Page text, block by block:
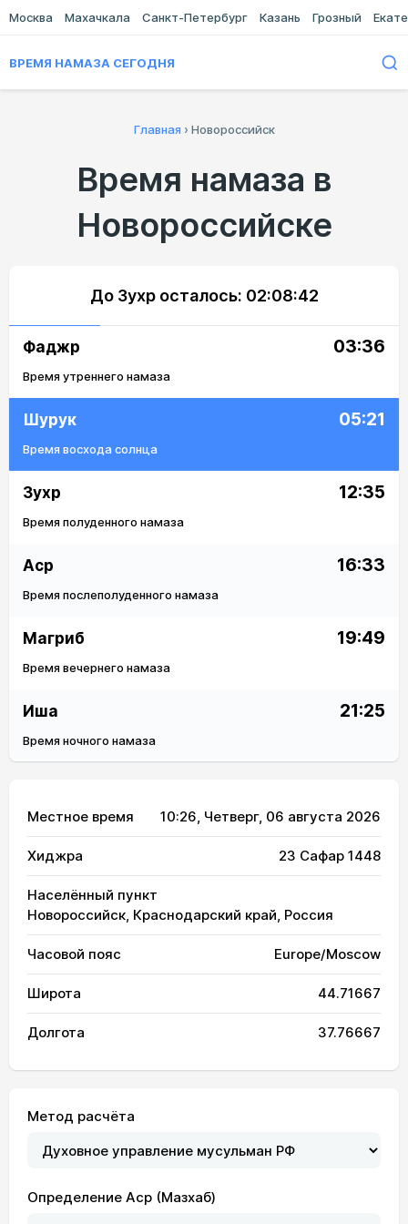
Москва Махачкала Санкт-Петербург Казань Грозный
ВРЕМЯ НАМАЗА СЕГОДНЯ
Главная › Новороссийск
Время намаза в
Новороссийске
До Зухр осталось: 02:08:42
Фаджр 03:36
Время утреннего намаза
Шурук 05:21
Время восхода солнца
Зухр 12:35
Время полуденного намаза
Аср 16:33
Время послеполуденного намаза
Магриб 19:49
Время вечернего намаза
Иша 21:25
Время ночного намаза
Местное время 10:26, Четверг, 06 августа 2026
Хиджра 23 Сафар 1448
Населённый пункт
Новороссийск, Краснодарский край, Россия
Часовой пояс Europe/Moscow
Широта 44.71667
Долгота 37.76667
Метод расчёта
Определение Аср (Мазхаб)